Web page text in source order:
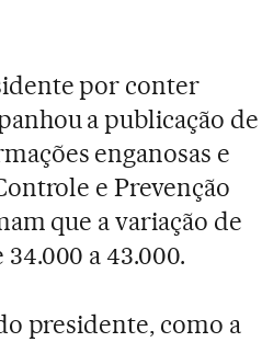
por conter
a publicação de
enganosas e
e Prevenção
que a variação de
a 43.000.
presidente, como a